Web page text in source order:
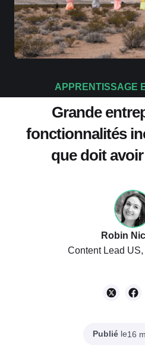
APPRENTISSAGE
Grande
fonctionnalités
que doit
Robin
Content Lead
Publiéle16